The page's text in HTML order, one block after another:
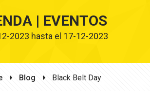
| EVENTOS
2023 hasta el 17-12-2023
Blog Black Belt Day